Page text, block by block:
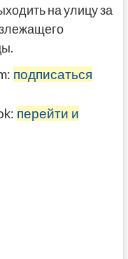
на улицу за
подписаться
перейти и